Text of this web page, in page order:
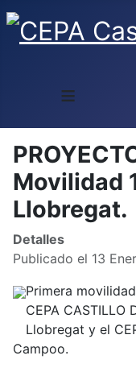
≡
Movilidad
Llobregat.
Detalles
Publicado el 13
Primera
CEPA CASTILLO
Llobregat y el
Campoo.